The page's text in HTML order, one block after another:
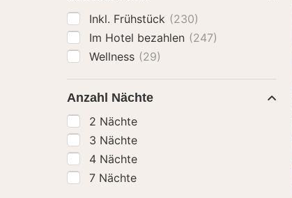
Inkl. Frühstück (230)
Im Hotel bezahlen (247)
Wellness (29)
Anzahl Nächte
2 Nächte
3 Nächte
4 Nächte
7 Nächte